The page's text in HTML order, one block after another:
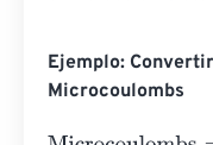
Ejemplo:
Microcoulombs
Microcoulombs=